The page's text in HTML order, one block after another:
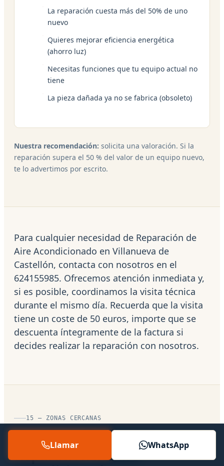
La reparación cuesta más del 50% de uno
nuevo
Quieres mejorar eficiencia energética
(ahorro luz)
Necesitas funciones que tu equipo actual no
tiene
La pieza dañada ya no se fabrica (obsoleto)
Nuestra recomendación: solicita una valoración. Si la
reparación supera el 50 % del valor de un equipo nuevo,
te lo advertimos por escrito.
Para cualquier necesidad de Reparación de
Aire Acondicionado en Villanueva de
Castellón, contacta con nosotros en el
624155985. Ofrecemos atención inmediata y,
si es posible, coordinamos la visita técnica
durante el mismo día. Recuerda que la visita
tiene un coste de 50 euros, importe que se
descuenta íntegramente de la factura si
decides realizar la reparación con nosotros.
15 — ZONAS CERCANAS
También ofrecemos
Reparación de Aire
Llamar WhatsApp